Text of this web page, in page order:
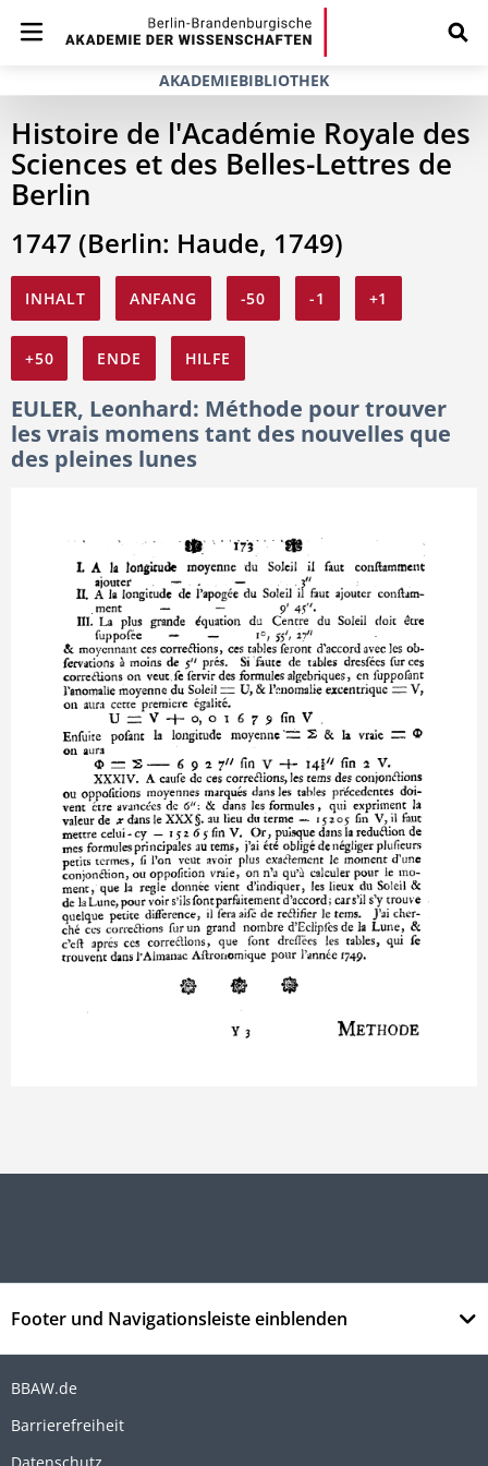
AKADEMIEBIBLIOTHEK
Histoire de l'Académie Royale des
Sciences et des Belles-Lettres de
Berlin
1747 (Berlin: Haude, 1749)
INHALT ANFANG -50 -1 +1
+50 ENDE HILFE
EULER, Leonhard: Méthode pour trouver
les vrais momens tant des nouvelles que
des pleines lunes
Footer und Navigationsleiste einblenden
BBAW.de
Barrierefreiheit
Datenschutz